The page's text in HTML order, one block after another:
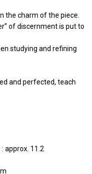
the charm of the piece.
of discernment is put to
studying and refining
and perfected, teach
approx. 11.2